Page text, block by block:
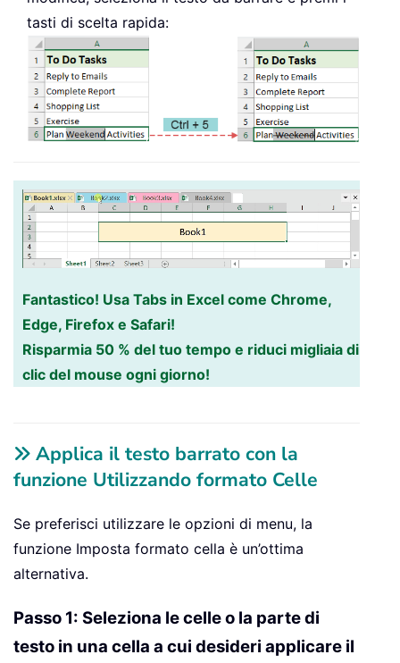
tasti di scelta rapida:
Fantastico! Usa Tabs in Excel come Chrome,
Edge, Firefox e Safari!
Risparmia 50 % del tuo tempo e riduci migliaia di
clic del mouse ogni giorno!
Applica il testo barrato con la
funzione Utilizzando formato Celle
Se preferisci utilizzare le opzioni di menu, la
funzione Imposta formato cella è un’ottima
alternativa.
Passo 1: Seleziona le celle o la parte di
testo in una cella a cui desideri applicare il